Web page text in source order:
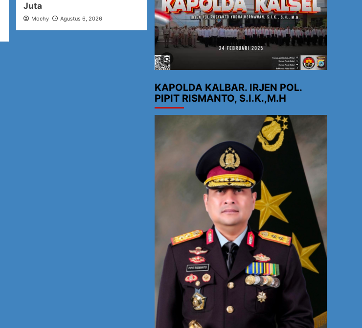
Juta
Mochy Agustus 6, 2026
KAPOLDA KALBAR. IRJEN POL.
PIPIT RISMANTO, S.I.K.,M.H